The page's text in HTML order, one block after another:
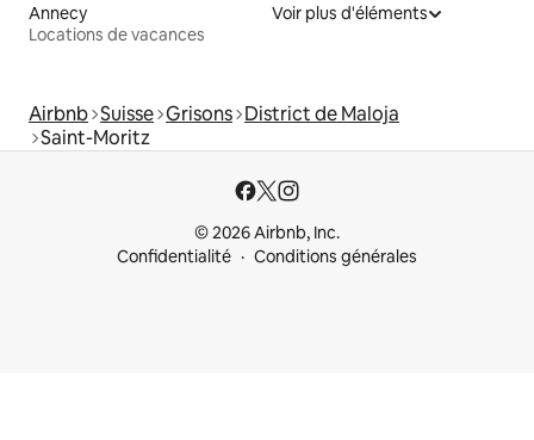
Annecy
Locations de vacances
Voir plus d'éléments
Airbnb Suisse Grisons District de Maloja
Saint-Moritz
© 2026 Airbnb, Inc.
Confidentialité
Conditions générales